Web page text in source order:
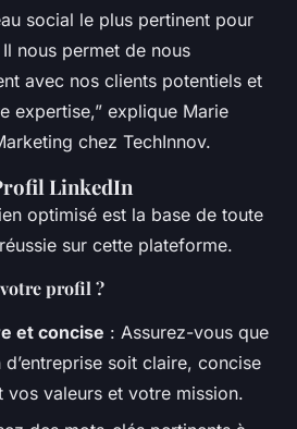
social le plus pertinent pour
nous permet de nous
avec nos clients potentiels et
expertise,” explique Marie
chez TechInnov.
LinkedIn
optimisé est la base de toute
sur cette plateforme.
profil ?
et concise : Assurez-vous que
soit claire, concise
vos valeurs et votre mission.